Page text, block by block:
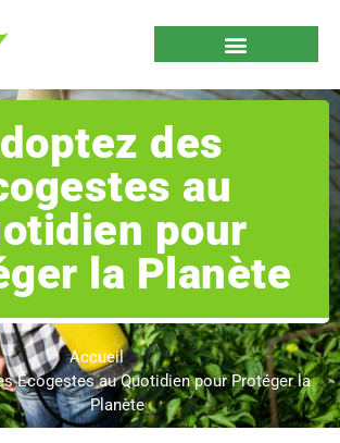
des
au
pour
la Planète
Accueil
Écogestes au Quotidien pour Protéger la
Planète